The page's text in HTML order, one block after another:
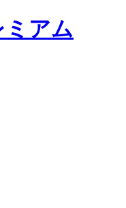
アム